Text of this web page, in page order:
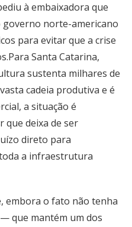
à embaixadora que
norte-americano
para evitar que a crise
Santa Catarina,
sustenta milhares de
cadeia produtiva e é
a situação é
que deixa de ser
direto para
a infraestrutura
embora o fato não tenha
que mantém um dos